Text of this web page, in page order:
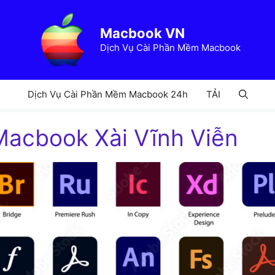
Macbook VN
Dịch Vụ Cài Phần Mềm Macbook
Dịch Vụ Cài Phần Mềm Macbook 24h TẢI
Xài Vĩnh Viễn